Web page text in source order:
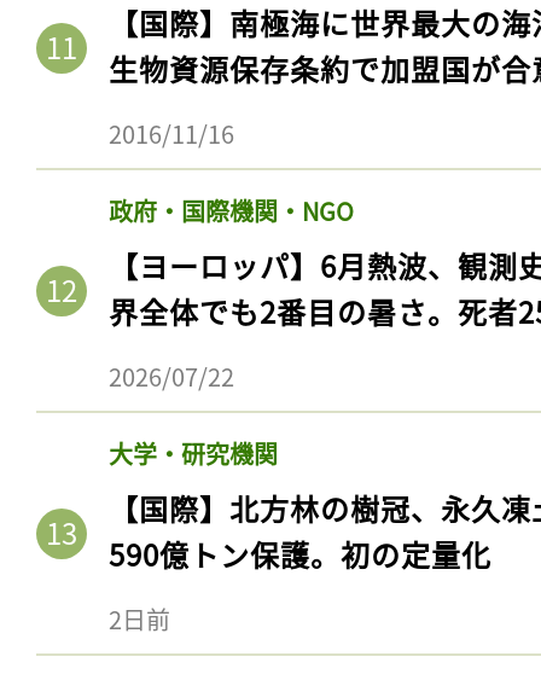
【国際】南極海に世界最大の
生物資源保存条約で加盟国が合
2016/11/16
政府・国際機関・NGO
【ヨーロッパ】6月熱波、観
界全体でも2番目の暑さ。死者
2026/07/22
大学・研究機関
【国際】北方林の樹冠、永久
590億トン保護。初の定量化
2日前